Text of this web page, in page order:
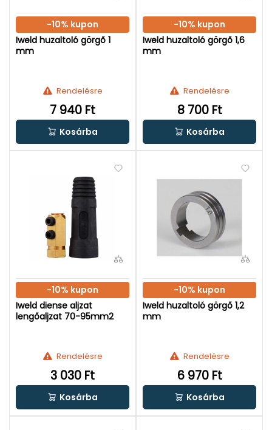
-10% kupon
Iweld huzaltoló görgő 1
mm
Rendelésre
7 940 Ft
Kosárba
-10% kupon
Iweld huzaltoló görgő 1,6
mm
Rendelésre
8 700 Ft
Kosárba
-10% kupon
Iweld diense aljzat
lengőaljzat 70-95mm2
Rendelésre
3 030 Ft
Kosárba
-10% kupon
Iweld huzaltoló görgő 1,2
mm
Rendelésre
6 970 Ft
Kosárba